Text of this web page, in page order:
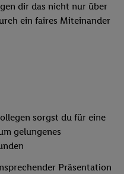
dir das nicht nur über
ein faires Miteinander
sorgst du für eine
gelungenes
Präsentation